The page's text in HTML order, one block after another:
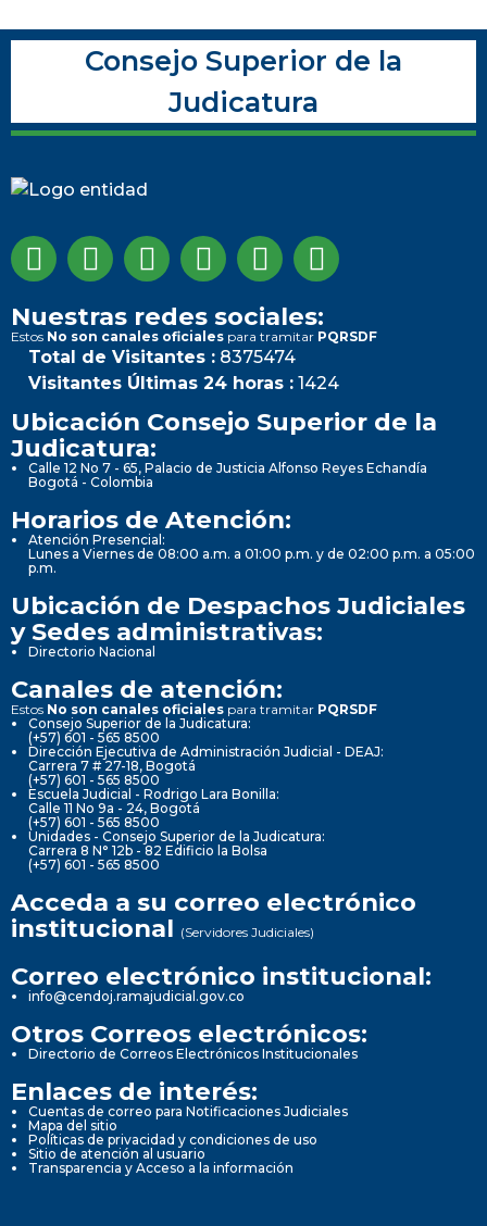
Consejo Superior de la
Judicatura
Nuestras redes sociales:
Estos No son canales oficiales para tramitar PQRSDF
Total de Visitantes : 8375474
Visitantes Últimas 24 horas : 1424
Ubicación Consejo Superior de la
Judicatura:
Calle 12 No 7 - 65, Palacio de Justicia Alfonso Reyes Echandía
Bogotá - Colombia
Horarios de Atención:
Atención Presencial:
Lunes a Viernes de 08:00 a.m. a 01:00 p.m. y de 02:00 p.m. a 05:00
p.m.
Ubicación de Despachos Judiciales
y Sedes administrativas:
Directorio Nacional
Canales de atención:
Estos No son canales oficiales para tramitar PQRSDF
Consejo Superior de la Judicatura:
(+57) 601 - 565 8500
Dirección Ejecutiva de Administración Judicial - DEAJ:
Carrera 7 # 27-18, Bogotá
(+57) 601 - 565 8500
Escuela Judicial - Rodrigo Lara Bonilla:
Calle 11 No 9a - 24, Bogotá
(+57) 601 - 565 8500
Unidades - Consejo Superior de la Judicatura:
Carrera 8 N° 12b - 82 Edificio la Bolsa
(+57) 601 - 565 8500
Acceda a su correo electrónico
institucional (Servidores Judiciales)
Correo electrónico institucional:
info@cendoj.ramajudicial.gov.co
Otros Correos electrónicos:
Directorio de Correos Electrónicos Institucionales
Enlaces de interés:
Cuentas de correo para Notificaciones Judiciales
Mapa del sitio
Políticas de privacidad y condiciones de uso
Sitio de atención al usuario
Transparencia y Acceso a la información